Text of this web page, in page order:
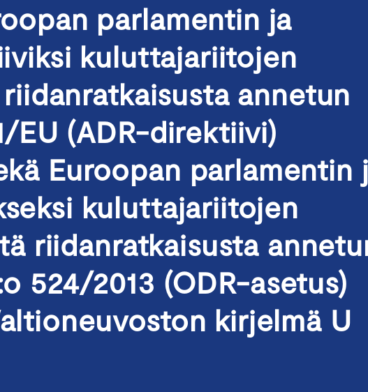
parlamentin ja
kuluttajariitojen
annetun
EU (ADR-direktiivi)
Euroopan parlamentin
kuluttajariitojen
riidanratkaisusta
524/2013 (ODR-asetus)
kirjelmä U